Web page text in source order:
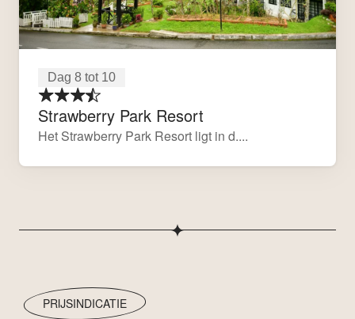
Dag 8 tot 10
Strawberry Park Resort
Het Strawberry Park Resort ligt in d....
PRIJSINDICATIE